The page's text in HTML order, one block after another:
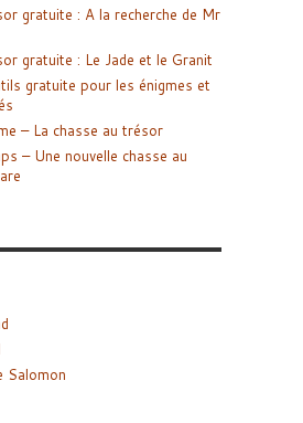
gratuite : A la recherche de Mr
gratuite : Le Jade et le Granit
gratuite pour les énigmes et
– La chasse au trésor
– Une nouvelle chasse au
Salomon